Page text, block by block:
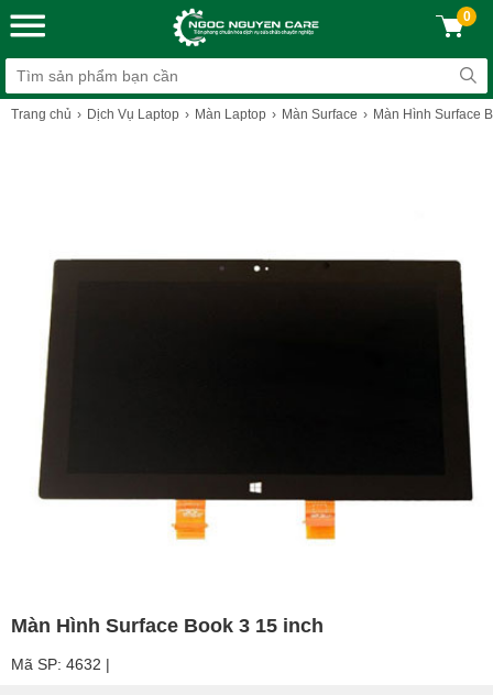
0
Trang chủ Dịch Vụ Laptop Màn Laptop Màn Surface Màn Hình Surface
Màn Hình Surface Book 3 15 inch
Mã SP: 4632 |